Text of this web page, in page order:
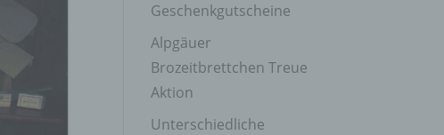
Geschenkgutscheine
Alpgäuer
Brozeitbrettchen Treue
Aktion
Unterschiedliche